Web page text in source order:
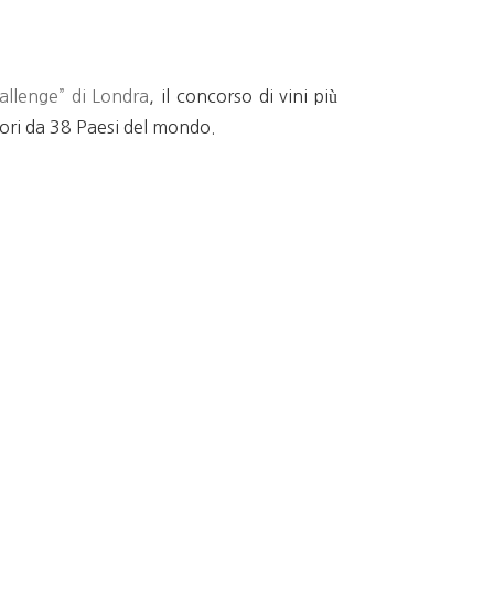
di Londra , il concorso di vini più
da 38 Paesi del mondo.